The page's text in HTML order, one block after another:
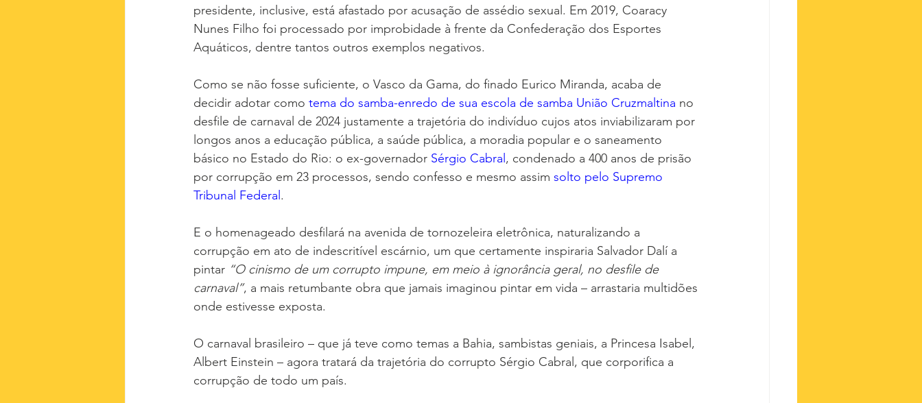
presidente, inclusive, está afastado por acusação de assédio sexual. Em 2019, Coaracy
Nunes Filho foi processado por improbidade à frente da Confederação dos Esportes
Aquáticos, dentre tantos outros exemplos negativos.
Como se não fosse suficiente, o Vasco da Gama, do finado Eurico Miranda, acaba de
decidir adotar como tema do samba-enredo de sua escola de samba União Cruzmaltina no
desfile de carnaval de 2024 justamente a trajetória do indivíduo cujos atos inviabilizaram por
longos anos a educação pública, a saúde pública, a moradia popular e o saneamento
básico no Estado do Rio: o ex-governador Sérgio Cabral , condenado a 400 anos de prisão
por corrupção em 23 processos, sendo confesso e mesmo assim solto pelo Supremo
Tribunal Federal .
E o homenageado desfilará na avenida de tornozeleira eletrônica, naturalizando a
corrupção em ato de indescritível escárnio, um que certamente inspiraria Salvador Dalí a
pintar “O cinismo de um corrupto impune, em meio à ignorância geral, no desfile de
carnaval”, a mais retumbante obra que jamais imaginou pintar em vida – arrastaria multidões
onde estivesse exposta.
O carnaval brasileiro – que já teve como temas a Bahia, sambistas geniais, a Princesa Isabel,
Albert Einstein – agora tratará da trajetória do corrupto Sérgio Cabral, que corporifica a
corrupção de todo um país.